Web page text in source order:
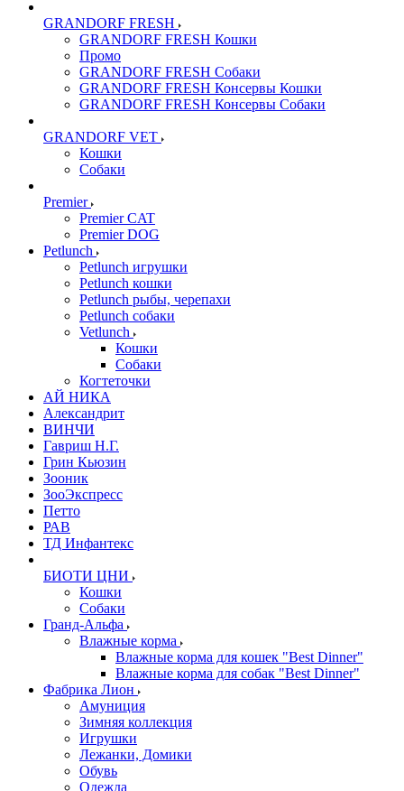
GRANDORF FRESH
GRANDORF FRESH Кошки
Промо
GRANDORF FRESH Собаки
GRANDORF FRESH Консервы Кошки
GRANDORF FRESH Консервы Собаки
GRANDORF VET
Кошки
Собаки
Premier
Premier CAT
Premier DOG
Petlunch
Petlunch игрушки
Petlunch кошки
Petlunch рыбы, черепахи
Petlunch собаки
Vetlunch
Кошки
Собаки
Когтеточки
АЙ НИКА
Александрит
ВИНЧИ
Гавриш Н.Г.
Грин Кьюзин
Зооник
ЗооЭкспресс
Петто
РАВ
ТД Инфантекс
БИОТИ ЦНИ
Кошки
Собаки
Гранд-Альфа
Влажные корма
Влажные корма для кошек "Best Dinner"
Влажные корма для собак "Best Dinner"
Фабрика Лион
Амуниция
Зимняя коллекция
Игрушки
Лежанки, Домики
Обувь
Одежда